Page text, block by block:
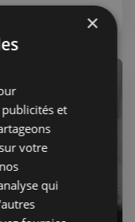
×
et
votre
qui